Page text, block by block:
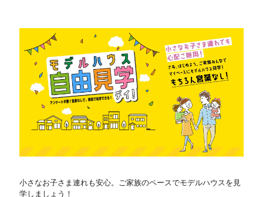
小さなお子さま連れも安心。ご家族のペースでモデルハウスを見
学しましょう！